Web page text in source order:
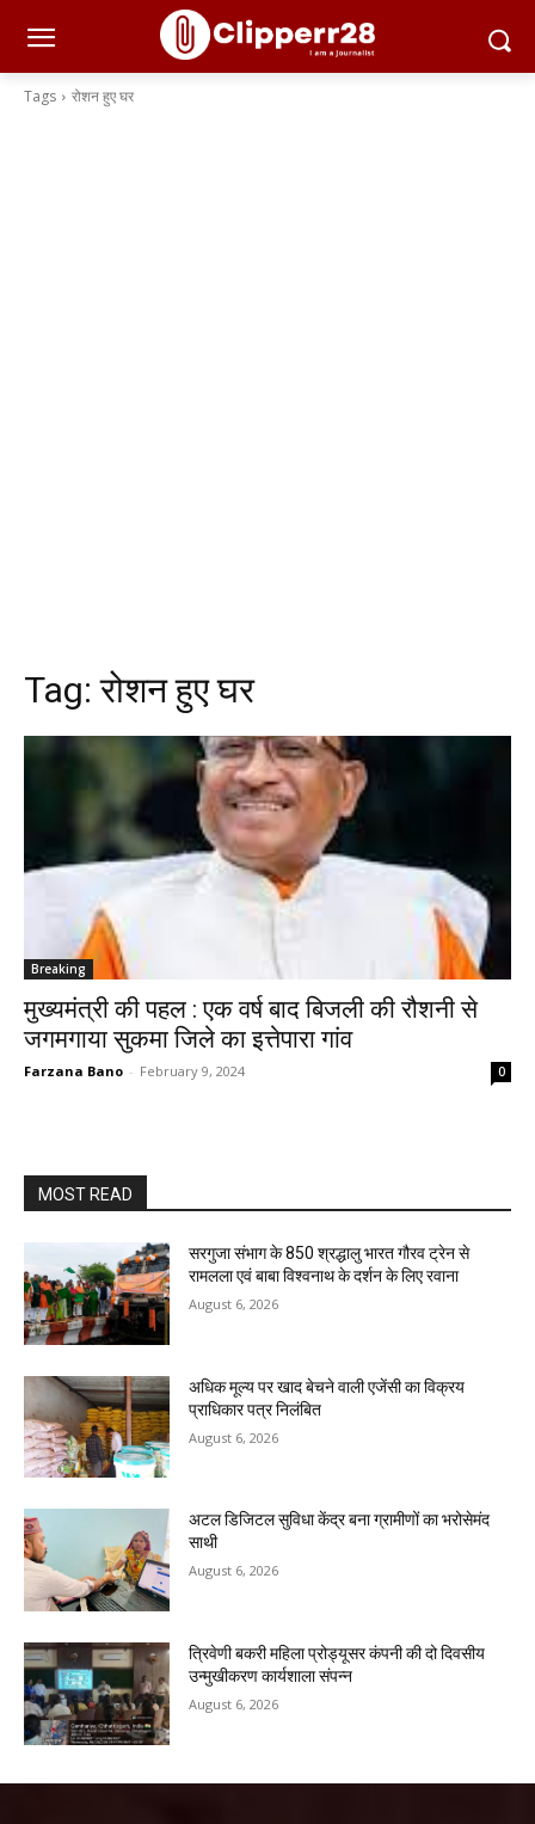
Tags रोशन हुए घर
Tag:रोशन हुए घर
Breaking
मुख्यमंत्री की पहल : एक वर्ष बाद बिजली की रौशनी से
जगमगाया सुकमा जिले का इत्तेपारा गांव
Farzana Bano - February 9, 2024 0
MOST READ
सरगुजा संभाग के 850 श्रद्धालु भारत गौरव ट्रेन से
रामलला एवं बाबा विश्वनाथ के दर्शन के लिए रवाना
August 6, 2026
अधिक मूल्य पर खाद बेचने वाली एजेंसी का विक्रय
प्राधिकार पत्र निलंबित
August 6, 2026
अटल डिजिटल सुविधा केंद्र बना ग्रामीणों का भरोसेमंद
साथी
August 6, 2026
त्रिवेणी बकरी महिला प्रोड्यूसर कंपनी की दो दिवसीय
उन्मुखीकरण कार्यशाला संपन्न
August 6, 2026